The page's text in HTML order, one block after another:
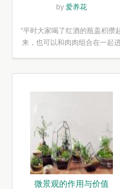
木塞diy多肉植物盆栽
by 爱养花
“平时大家喝了红酒的瓶盖积攒
来，也可以和肉肉组合在一起
微景观的作用与价值